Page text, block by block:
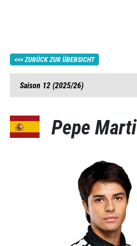
ZURÜCK ZUR ÜBERSICHT
Pepe Marti